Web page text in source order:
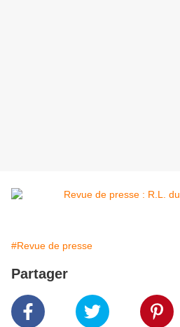
#Revue de presse
Partager